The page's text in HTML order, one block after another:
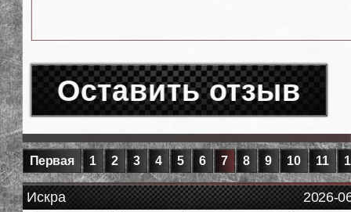
Оставить отзыв
Первая 1 2 3 4 5 6 7 8 9 10 11
2026-
Искра